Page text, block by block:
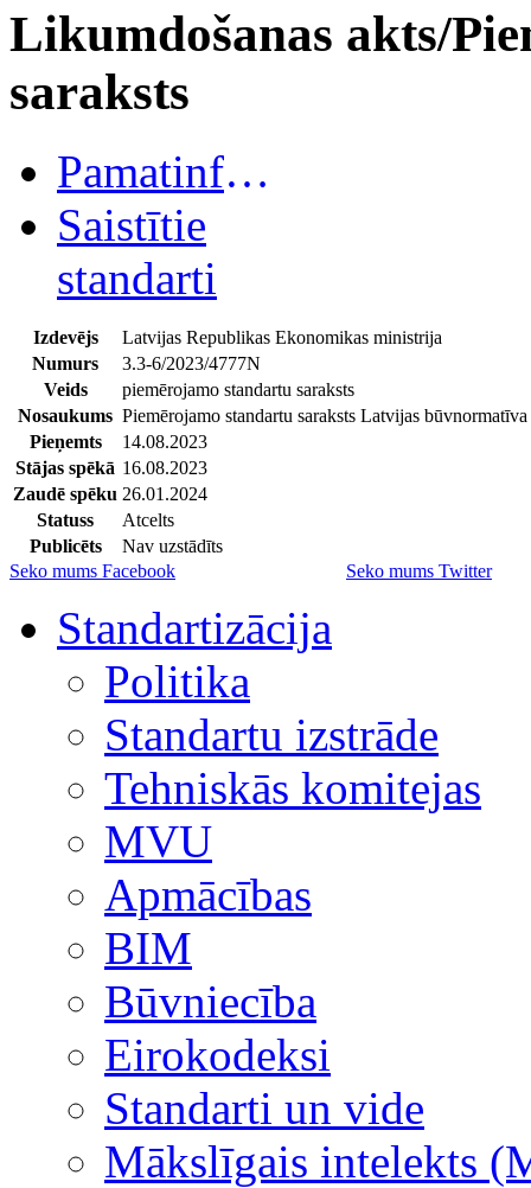
Likumdošanas akts/
saraksts
Pamatinformācija
Saistītie
standarti
Izdevējs
Latvijas Republikas Ekonomikas ministrija
Numurs
3.3-6/2023/4777N
Veids
piemērojamo standartu saraksts
Nosaukums Piemērojamo standartu saraksts Latvijas
Pieņemts
14.08.2023
Stājas spēkā 16.08.2023
Zaudē spēku 26.01.2024
Statuss
Atcelts
Publicēts
Nav uzstādīts
Seko mums Facebook
Seko mums Twitter
Standartizācija
Politika
Standartu izstrāde
Tehniskās komitejas
MVU
Apmācības
BIM
Būvniecība
Eirokodeksi
Standarti un vide
Mākslīgais intelekts